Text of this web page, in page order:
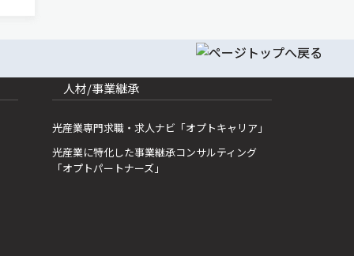
人材/事業継承
光産業専門求職・求人ナビ「オプトキャリア」
光産業に特化した事業継承コンサルティング
「オプトパートナーズ」